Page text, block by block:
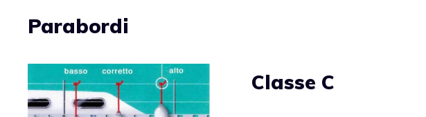
Parabordi
Classe C